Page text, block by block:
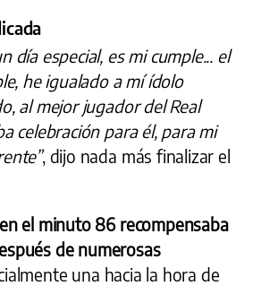
día especial, es mi cumple... el
he igualado a mí ídolo
al mejor jugador del Real
celebración para él, para mi
, dijo nada más finalizar el
el minuto 86 recompensaba
de numerosas
una hacia la hora de